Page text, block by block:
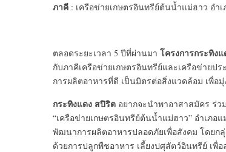
ภาคี : เครือข่ายเกษตรอินทรีย์ต้นน้ำแม่ฮาว อำ
ตลอดระยะเวลา 5 ปีที่ผ่านมา โครงการกระทิง
กับภาคีเครือข่ายเกษตรอินทรีย์และเครือข่าย
การผลิตอาหารที่ดี เป็นมิตรต่อสิ่งแวดล้อม เพื่อ
กระทิงแดง สปิริต อยากจะนำพาอาสาสมัคร ร่
“เครือข่ายเกษตรอินทรีย์ต้นน้ำแม่ฮาว” อำเภ
พัฒนาการผลิตอาหารปลอดภัยเพื่อสังคม โดยกลุ่
ด้วยการปลูกพืชอาหาร เลี้ยงปศุสัตว์อินทรีย์ เ